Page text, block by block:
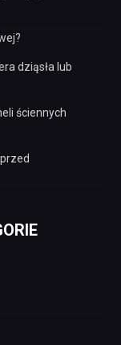
dziąsła lub
ściennych